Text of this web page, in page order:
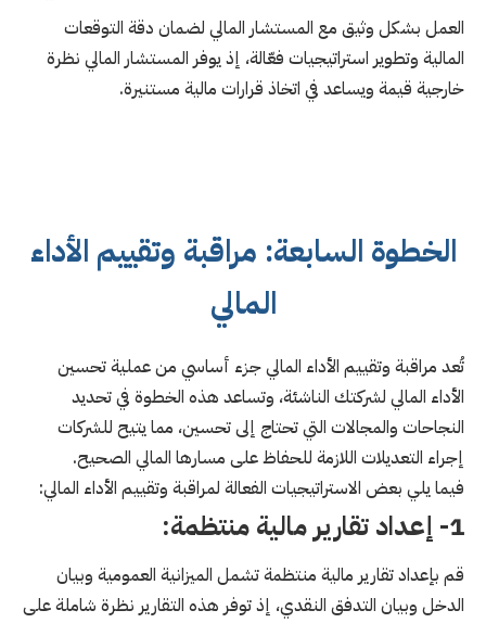
العمل بشكل وثيق مع المستشار المالي لضمان دقة التوقعات
المالية وتطوير استراتيجيات فعّالة، إذ يوفر المستشار المالي نظرة
خارجية قيمة ويساعد في اتخاذ قرارات مالية مستنيرة.
الخطوة السابعة: مراقبة وتقييم الأداء
المالي
تُعد مراقبة وتقييم الأداء المالي جزء أساسي من عملية تحسين
الأداء المالي لشركتك الناشئة، وتساعد هذه الخطوة في تحديد
النجاحات والمجالات التي تحتاج إلى تحسين، مما يتيح للشركات
إجراء التعديلات اللازمة للحفاظ على مسارها المالي الصحيح.
فيما يلي بعض الاستراتيجيات الفعالة لمراقبة وتقييم الأداء المالي:
1- إعداد تقارير مالية منتظمة:
قم بإعداد تقارير مالية منتظمة تشمل الميزانية العمومية وبيان
الدخل وبيان التدفق النقدي، إذ توفر هذه التقارير نظرة شاملة على